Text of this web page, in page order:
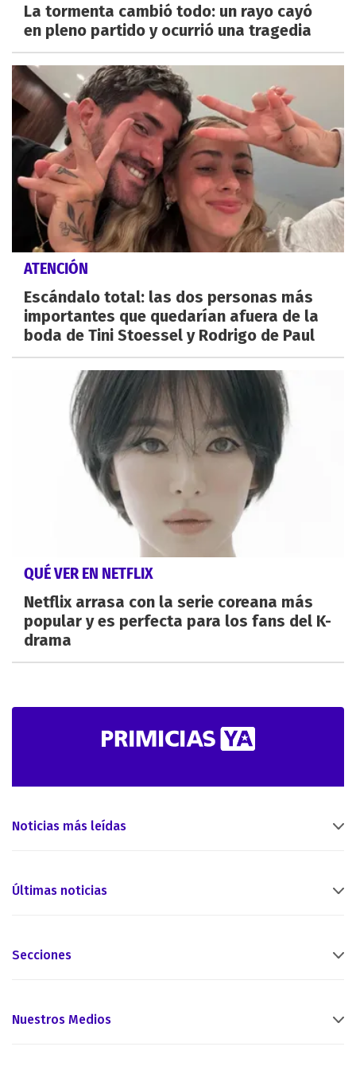
La tormenta cambió todo: un rayo cayó
en pleno partido y ocurrió una tragedia
ATENCIÓN
Escándalo total: las dos personas más
importantes que quedarían afuera de la
boda de Tini Stoessel y Rodrigo de Paul
QUÉ VER EN NETFLIX
Netflix arrasa con la serie coreana más
popular y es perfecta para los fans del K-
drama
Noticias más leídas
Últimas noticias
Secciones
Nuestros Medios